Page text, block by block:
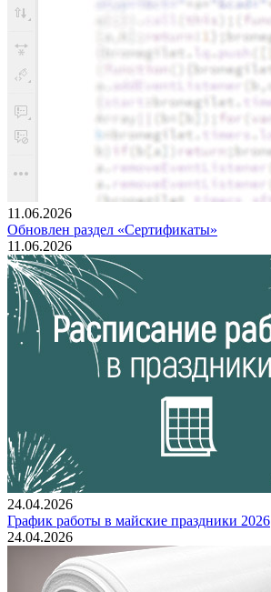
11.06.2026
Обновлен раздел «Сертификаты»
11.06.2026
24.04.2026
График работы в майские праздники 2026
24.04.2026